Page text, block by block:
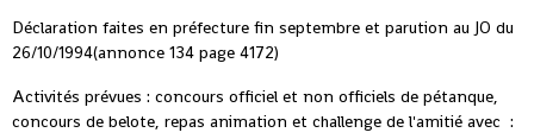
Déclaration faites en préfecture fin septembre et parution au JO du
26/10/1994(annonce 134 page 4172)
Activités prévues : concours officiel et non officiels de pétanque,
concours de belote, repas animation et challenge de l'amitié avec :